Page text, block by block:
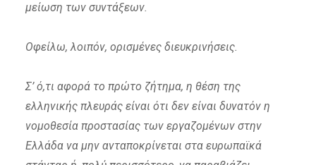
μείωση των συντάξεων.
Οφείλω, λοιπόν, ορισμένες διευκρινήσεις.
Σ’ ό,τι αφορά το πρώτο ζήτημα, η θέση της
ελληνικής πλευράς είναι ότι δεν είναι δυνατόν η
νομοθεσία προστασίας των εργαζομένων στην
Ελλάδα να μην ανταποκρίνεται στα ευρωπαϊκά